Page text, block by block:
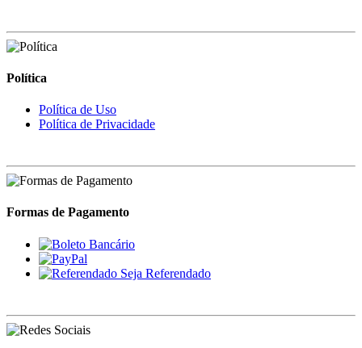
Política
Política de Uso
Política de Privacidade
Formas de Pagamento
Seja Referendado